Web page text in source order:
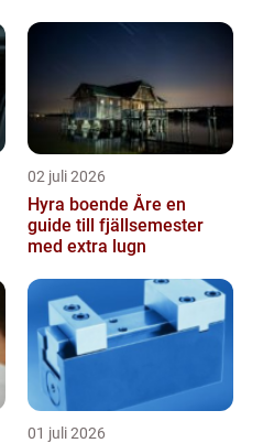
02 juli 2026
Hyra boende Åre en
guide till fjällsemester
med extra lugn
01 juli 2026